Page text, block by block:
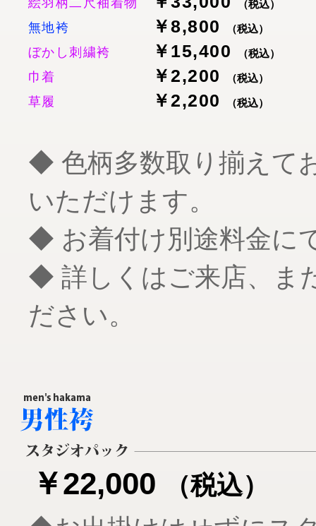
絵羽柄二尺袖着物 （税込）
無地袴 ￥8,800 （税込）
ぼかし刺繍袴 ￥15,400 （税込）
巾着 ￥2,200 （税込）
草履 ￥2,200 （税込）
◆ 色柄多数取り揃えて
いただけます。
◆ お着付け別途料金に
◆ 詳しくはご来店、ま
ださい。
￥22,000
（税込）